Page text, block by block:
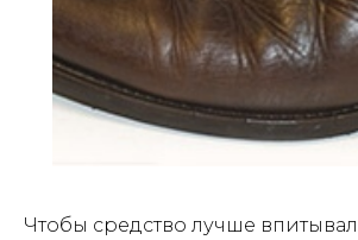
Чтобы средство лучше